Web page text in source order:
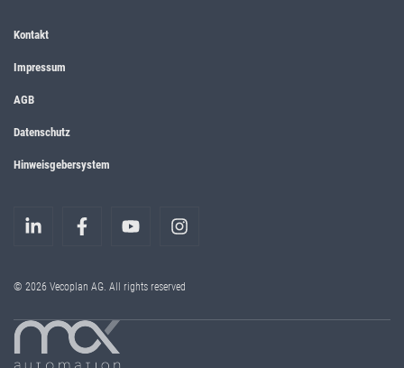
Kontakt
Impressum
AGB
Datenschutz
Hinweisgebersystem
© 2026 Vecoplan AG. All rights reserved